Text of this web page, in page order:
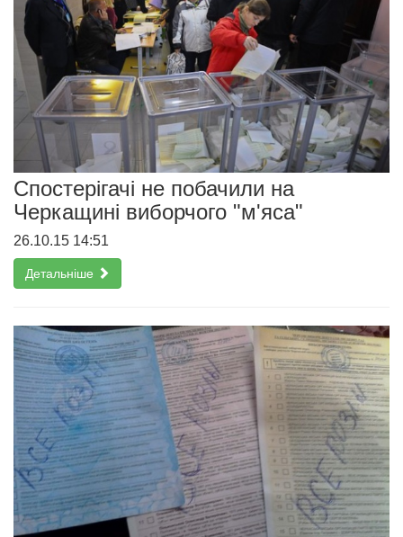
Спостерігачі не побачили на
Черкащині виборчого "м'яса"
26.10.15 14:51
Детальніше